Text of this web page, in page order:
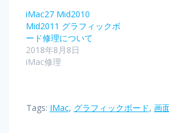
iMac27 Mid2010
Mid2011 グラフィックボ
ード修理について
2018年8月8日
iMac修理
Tags: IMac, グラフィックボード, 画